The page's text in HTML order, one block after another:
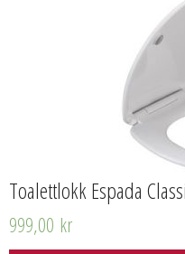
Toalettlokk Espada
999,00 kr